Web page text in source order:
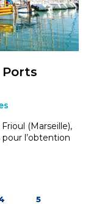
(Marseille),
l’obtention
5